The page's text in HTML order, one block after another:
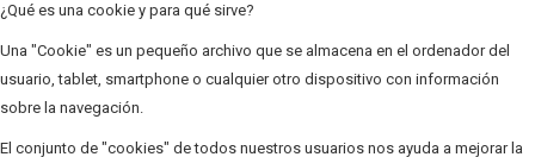
¿Qué es una cookie y para qué sirve?
Una "Cookie" es un pequeño archivo que se almacena en el ordenador del
usuario, tablet, smartphone o cualquier otro dispositivo con información
sobre la navegación.
El conjunto de "cookies" de todos nuestros usuarios nos ayuda a mejorar la